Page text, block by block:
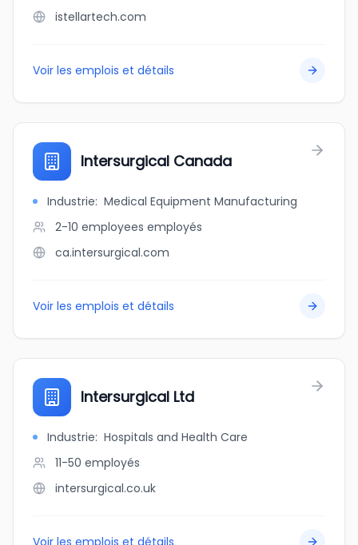
istellartech.com
Voir les emplois et détails
Intersurgical Canada
Industrie: Medical Equipment Manufacturing
2-10 employees employés
ca.intersurgical.com
Voir les emplois et détails
Intersurgical Ltd
Industrie: Hospitals and Health Care
11-50 employés
intersurgical.co.uk
Voir les emplois et détails